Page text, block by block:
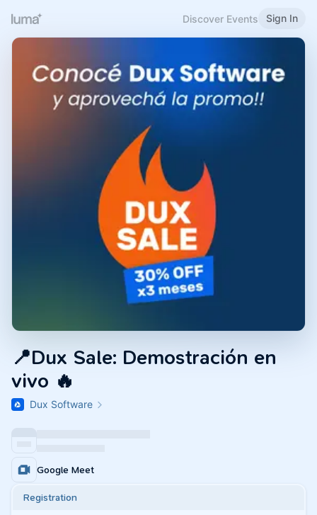
Discover Events Sign In
📍Dux Sale: Demostración en
vivo 🔥
Dux Software
Google Meet
Registration